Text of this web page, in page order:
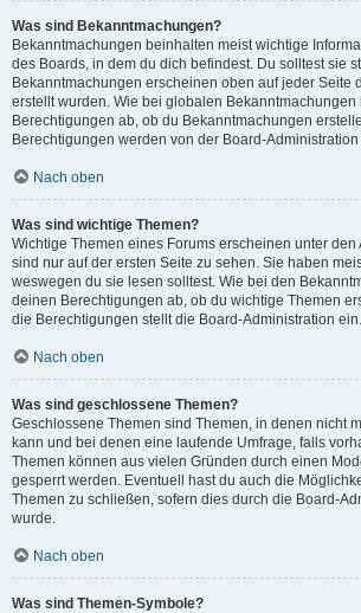
Was sind Bekanntmachungen?
Bekanntmachungen beinhalten meist wichtige
des Boards, in dem du dich befindest. Du solltest sie
Bekanntmachungen erscheinen oben auf jeder Seite
erstellt wurden. Wie bei globalen Bekanntmachungen
Berechtigungen ab, ob du Bekanntmachungen
Berechtigungen werden von der Board-
Nach oben
Was sind wichtige Themen?
Wichtige Themen eines Forums erscheinen unter den
sind nur auf der ersten Seite zu sehen. Sie haben
weswegen du sie lesen solltest. Wie bei den
deinen Berechtigungen ab, ob du wichtige Themen
die Berechtigungen stellt die Board-Administration ein.
Nach oben
Was sind geschlossene Themen?
Geschlossene Themen sind Themen, in denen nicht
kann und bei denen eine laufende Umfrage, falls
Themen können aus vielen Gründen durch einen
gesperrt werden. Eventuell hast du auch die
Themen zu schließen, sofern dies durch die Board-
wurde.
Nach oben
Was sind Themen-Symbole?